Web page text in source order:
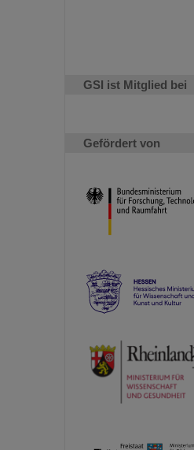
GSI ist Mitglied bei
Gefördert von